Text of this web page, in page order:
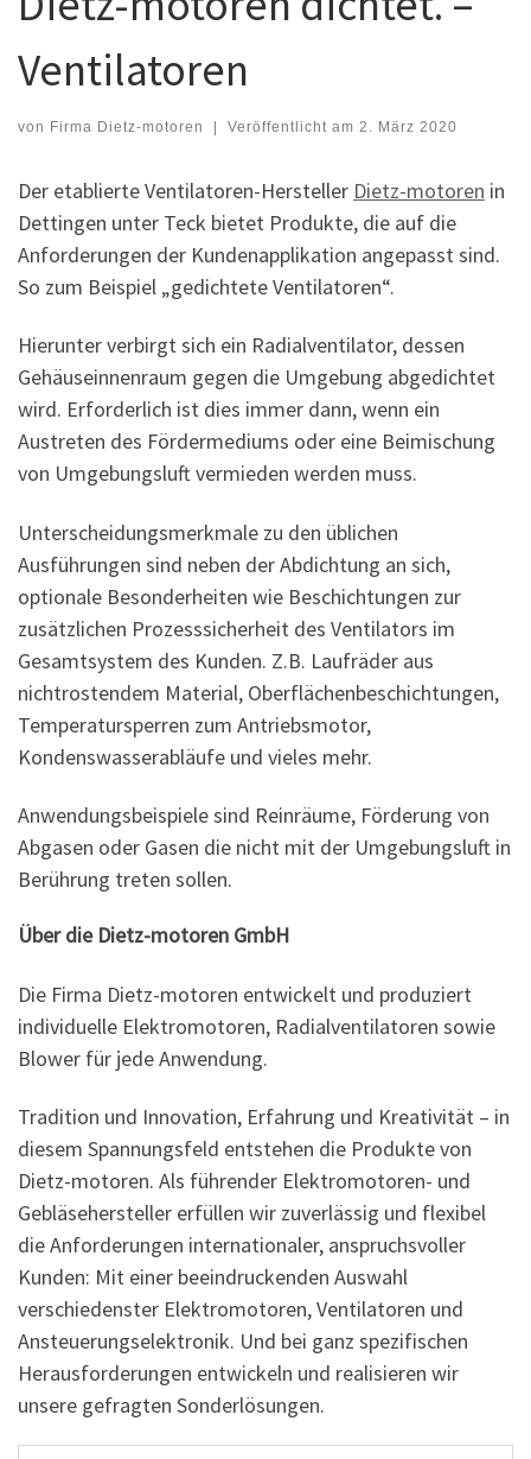
Ventilatoren
von Firma Dietz-motoren | Veröffentlicht am 2. März 2020
Der etablierte Ventilatoren-Hersteller Dietz-motoren in
Dettingen unter Teck bietet Produkte, die auf die
Anforderungen der Kundenapplikation angepasst sind.
So zum Beispiel „gedichtete Ventilatoren“.
Hierunter verbirgt sich ein Radialventilator, dessen
Gehäuseinnenraum gegen die Umgebung abgedichtet
wird. Erforderlich ist dies immer dann, wenn ein
Austreten des Fördermediums oder eine Beimischung
von Umgebungsluft vermieden werden muss.
Unterscheidungsmerkmale zu den üblichen
Ausführungen sind neben der Abdichtung an sich,
optionale Besonderheiten wie Beschichtungen zur
zusätzlichen Prozesssicherheit des Ventilators im
Gesamtsystem des Kunden. Z.B. Laufräder aus
nichtrostendem Material, Oberflächenbeschichtungen,
Temperatursperren zum Antriebsmotor,
Kondenswasserabläufe und vieles mehr.
Anwendungsbeispiele sind Reinräume, Förderung von
Abgasen oder Gasen die nicht mit der Umgebungsluft in
Berührung treten sollen.
Über die Dietz-motoren GmbH
Die Firma Dietz-motoren entwickelt und produziert
individuelle Elektromotoren, Radialventilatoren sowie
Blower für jede Anwendung.
Tradition und Innovation, Erfahrung und Kreativität – in
diesem Spannungsfeld entstehen die Produkte von
Dietz-motoren. Als führender Elektromotoren- und
Gebläsehersteller erfüllen wir zuverlässig und flexibel
die Anforderungen internationaler, anspruchsvoller
Kunden: Mit einer beeindruckenden Auswahl
verschiedenster Elektromotoren, Ventilatoren und
Ansteuerungselektronik. Und bei ganz spezifischen
Herausforderungen entwickeln und realisieren wir
unsere gefragten Sonderlösungen.